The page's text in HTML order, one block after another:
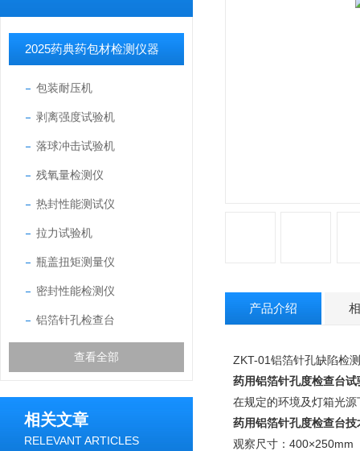
2025药典药包材检测仪器
包装耐压机
剥离强度试验机
落球冲击试验机
残氧量检测仪
热封性能测试仪
拉力试验机
瓶盖扭矩测量仪
密封性能检测仪
铝箔针孔检查台
查看全部
相关文章
RELEVANT ARTICLES
产品介绍
ZKT-01铝箔针孔缺陷检
药用铝箔针孔度检查台试
在规定的环境及灯箱光
药用铝箔针孔度检查台技
观察尺寸：400×250mm